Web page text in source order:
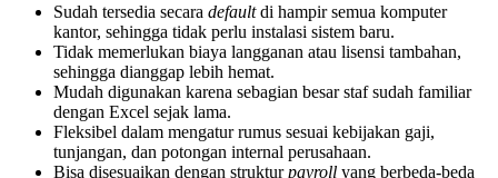
Sudah tersedia secara defaultdi hampir semua komputer
kantor, sehingga tidak perlu instalasi sistem baru.
Tidak memerlukan biaya langganan atau lisensi tambahan,
sehingga dianggap lebih hemat.
Mudah digunakan karena sebagian besar staf sudah familiar
dengan Excel sejak lama.
Fleksibel dalam mengatur rumus sesuai kebijakan gaji,
tunjangan, dan potongan internal perusahaan.
Bisa disesuaikan dengan strukturpayroll yang berbeda-beda